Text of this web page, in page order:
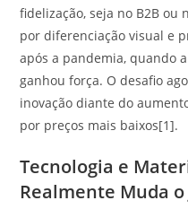
fidelização, seja no B2B ou
por diferenciação visual e
após a pandemia, quando
ganhou força. O desafio
inovação diante do
por preços mais baixos[1].
Tecnologia e
Realmente Muda o